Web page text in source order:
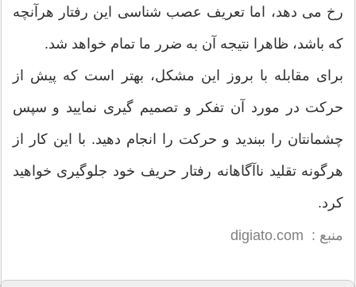
رخ می دهد، اما تعریف عصب شناسی این رفتار هرآنچه
که باشد، ظاهرا نتیجه آن به ضرر ما تمام خواهد شد.
برای مقابله با بروز این مشکل، بهتر است که پیش از
حرکت در مورد آن تفکر و تصمیم گیری نمایید و سپس
چشمانتان را ببندید و حرکت را انجام دهید. با این کار از
هرگونه تقلید ناآگاهانه رفتار حریف خود جلوگیری خواهید
کرد.
منبع : digiato.com